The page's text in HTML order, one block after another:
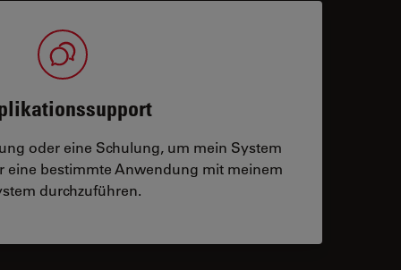
oder eine Schulung, um mein System
eine bestimmte Anwendung mit meinem
durchzuführen.